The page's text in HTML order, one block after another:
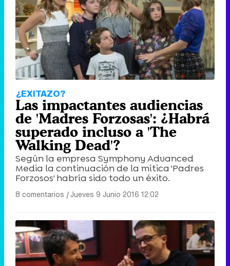
¿EXITAZO?
Las impactantes audiencias
de 'Madres Forzosas': ¿Habrá
superado incluso a 'The
Walking Dead'?
Según la empresa Symphony Advanced
Media la continuación de la mítica 'Padres
Forzosos' habría sido todo un éxito.
8 comentarios |Jueves 9 Junio 2016 12:02